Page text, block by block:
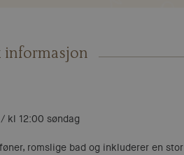
informasjon
kl 12:00 søndag
romslige bad og inkluderer en stor